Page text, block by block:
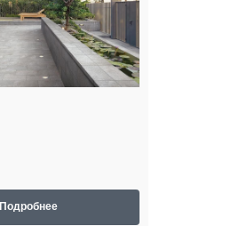
Подробнее